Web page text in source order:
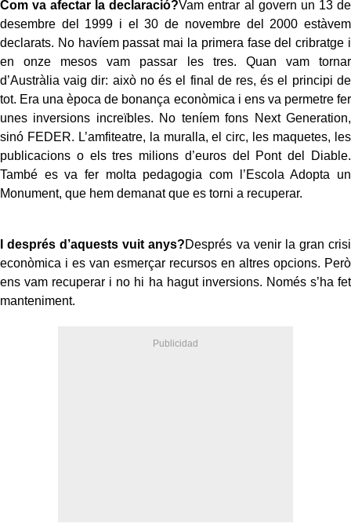
Com va afectar la declaració?Vam entrar al govern un 13 de
desembre del 1999 i el 30 de novembre del 2000 estàvem
declarats. No havíem passat mai la primera fase del cribratge i
en onze mesos vam passar les tres. Quan vam tornar
d’Austràlia vaig dir: això no és el final de res, és el principi de
tot. Era una època de bonança econòmica i ens va permetre fer
unes inversions increïbles. No teníem fons Next Generation,
sinó FEDER. L’amfiteatre, la muralla, el circ, les maquetes, les
publicacions o els tres milions d’euros del Pont del Diable.
També es va fer molta pedagogia com l’Escola Adopta un
Monument, que hem demanat que es torni a recuperar.
I després d’aquests vuit anys?Després va venir la gran crisi
econòmica i es van esmerçar recursos en altres opcions. Però
ens vam recuperar i no hi ha hagut inversions. Només s’ha fet
manteniment.